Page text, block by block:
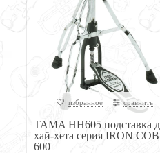
избранное сравнить
TAMA HH605 подставка
хай-хета серия IRON
600